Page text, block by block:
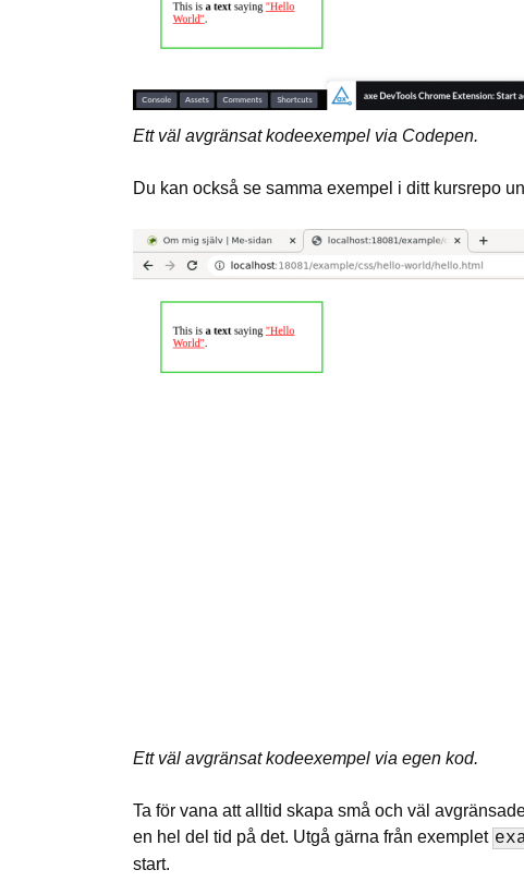
Ett väl avgränsat kodeexempel via Codepen.
Du kan också se samma exempel i ditt kursrepo
Ett väl avgränsat kodeexempel via egen kod.
Ta för vana att alltid skapa små och väl
en hel del tid på det. Utgå gärna från exemplet
start.